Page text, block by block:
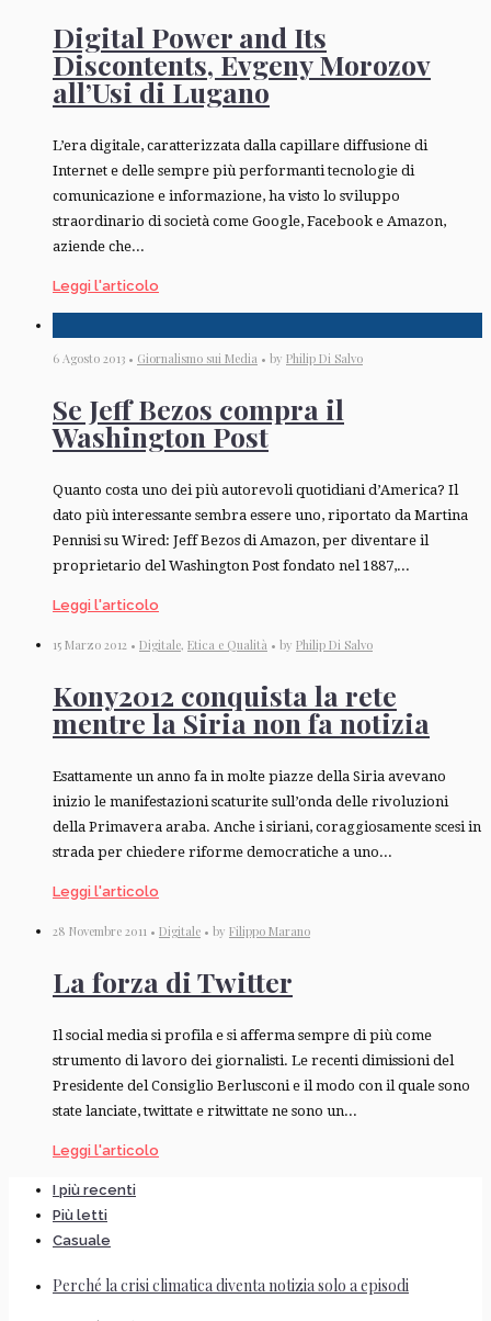
Digital Power and Its
Discontents, Evgeny Morozov
all’Usi di Lugano
L’era digitale, caratterizzata dalla capillare diffusione di
Internet e delle sempre più performanti tecnologie di
comunicazione e informazione, ha visto lo sviluppo
straordinario di società come Google, Facebook e Amazon,
aziende che...
Leggi l'articolo
6 Agosto 2013 • Giornalismo sui Media • by Philip Di Salvo
Se Jeff Bezos compra il
Washington Post
Quanto costa uno dei più autorevoli quotidiani d’America? Il
dato più interessante sembra essere uno, riportato da Martina
Pennisi su Wired: Jeff Bezos di Amazon, per diventare il
proprietario del Washington Post fondato nel 1887,...
Leggi l'articolo
15 Marzo 2012 • Digitale, Etica e Qualità • by Philip Di Salvo
Kony2012 conquista la rete
mentre la Siria non fa notizia
Esattamente un anno fa in molte piazze della Siria avevano
inizio le manifestazioni scaturite sull’onda delle rivoluzioni
della Primavera araba. Anche i siriani, coraggiosamente scesi in
strada per chiedere riforme democratiche a uno...
Leggi l'articolo
28 Novembre 2011 • Digitale • by Filippo Marano
La forza di Twitter
Il social media si profila e si afferma sempre di più come
strumento di lavoro dei giornalisti. Le recenti dimissioni del
Presidente del Consiglio Berlusconi e il modo con il quale sono
state lanciate, twittate e ritwittate ne sono un...
Leggi l'articolo
I più recenti
Più letti
Casuale
Perché la crisi climatica diventa notizia solo a episodi